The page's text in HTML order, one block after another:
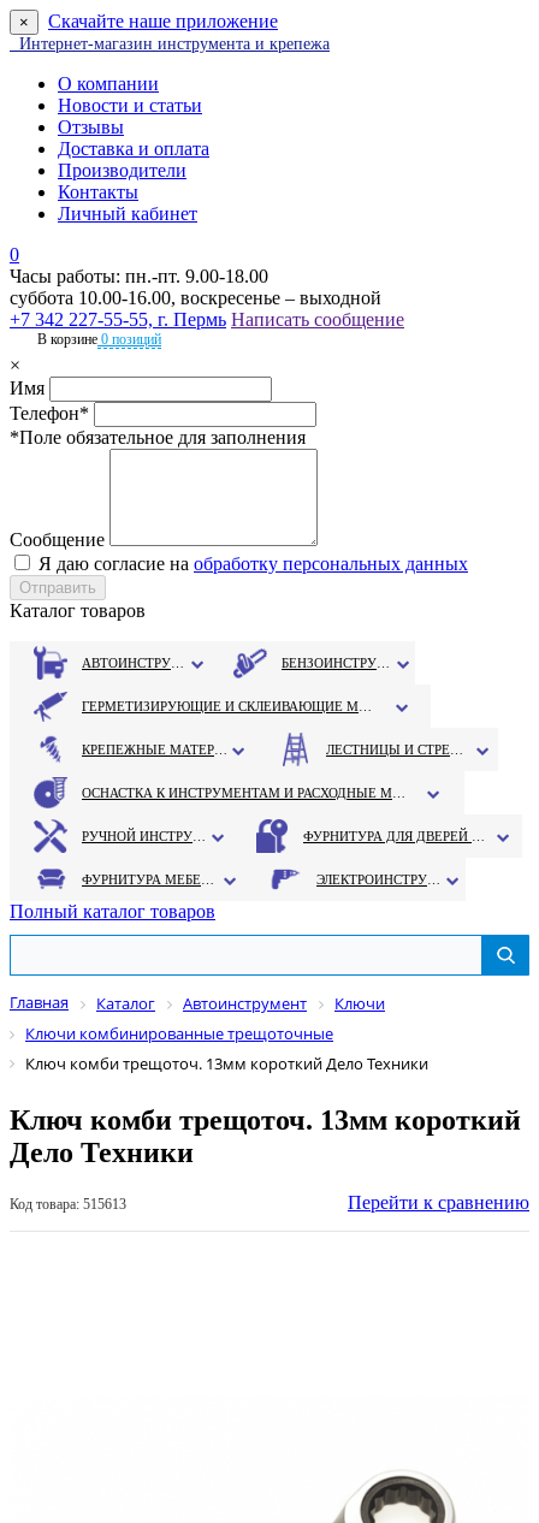
× Скачайте наше приложение
Интернет-магазин инструмента и крепежа
О компании
Новости и статьи
Отзывы
Доставка и оплата
Производители
Контакты
Личный кабинет
0
Часы работы: пн.-пт. 9.00-18.00
суббота 10.00-16.00, воскресенье – выходной
+7 342 227-55-55, г. Пермь Написать сообщение
В корзине 0 позиций
×
Имя
Телефон*
*Поле обязательное для заполнения
Сообщение
Я даю согласие на обработку персональных данных
Каталог товаров
Полный каталог товаров
Главная Каталог Автоинструмент
Ключи
Ключи комбинированные трещоточные
Ключ комби трещоточ. 13мм короткий Дело Техники
Ключ комби трещоточ. 13мм короткий
Дело Техники
Код товара: 515613 Перейти к сравнению